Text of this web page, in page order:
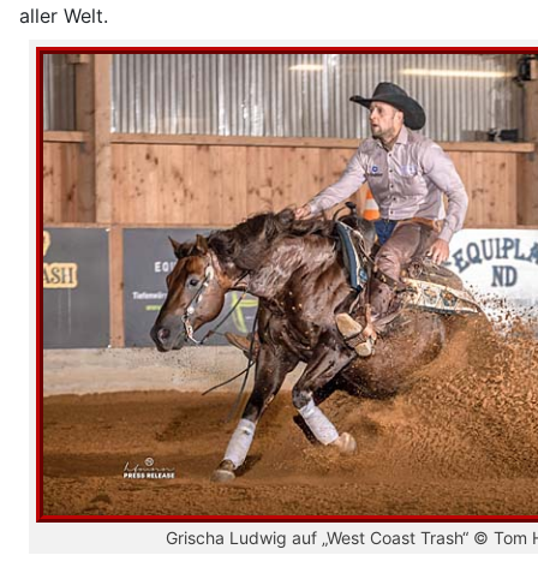
aller Welt.
Grischa Ludwig auf „West Coast Trash“ © Tom